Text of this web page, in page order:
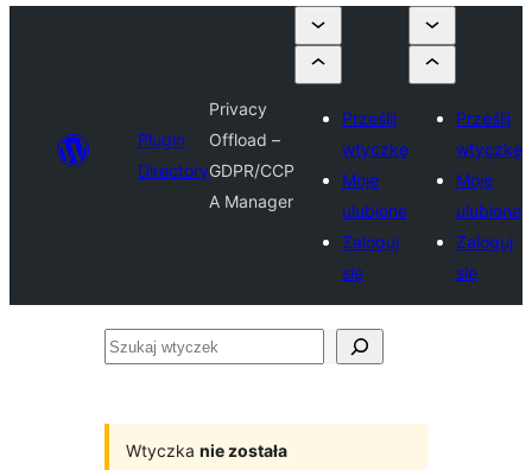
Plugin
Directory
Privacy
Offload –
GDPR/CCP
A Manager
Prześlij
wtyczkę
Moje
ulubione
Zaloguj
się
Prześlij
wtyczkę
Moje
ulubione
Zaloguj
się
Szukaj
Wtyczka nie została